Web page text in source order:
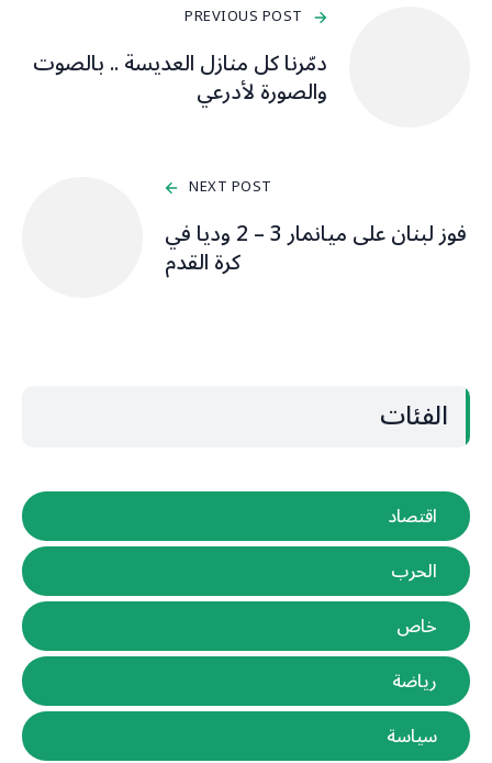
PREVIOUS POST
دمّرنا كل منازل العديسة .. بالصوت
والصورة لأدرعي
NEXT POST
فوز لبنان على ميانمار 3 – 2 وديا في
كرة القدم
الفئات
اقتصاد
الحرب
خاص
رياضة
سياسة